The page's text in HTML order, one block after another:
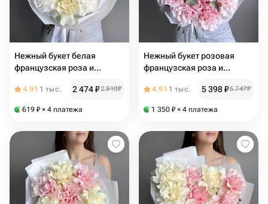
Нежный букет белая
французская роза и
4.91 1 тыс. 2 474₽2 910₽
619 ₽ × 4 платежа
Нежный букет розовая
французская роза и
4.91 1 тыс. 5 398₽6 747₽
1 350 ₽ × 4 платежа